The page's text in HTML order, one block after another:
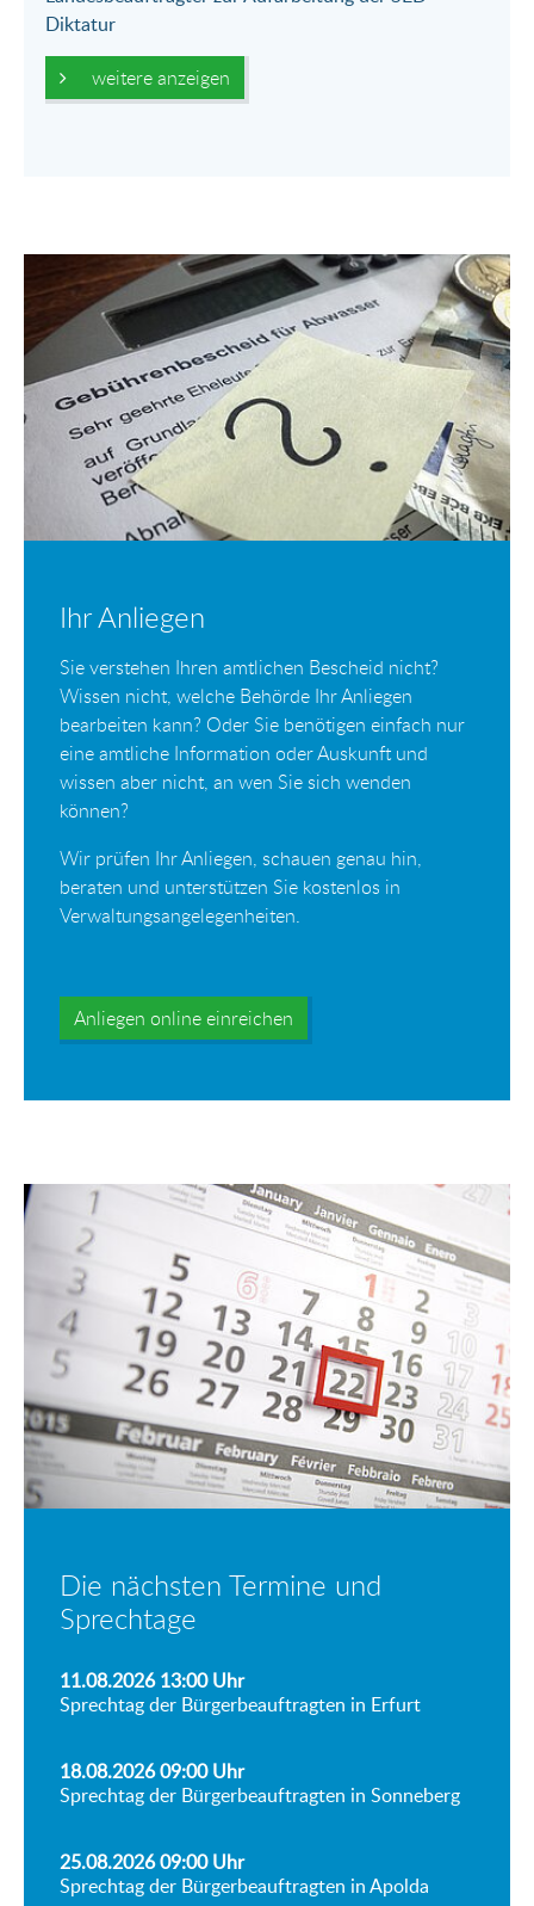
Diktatur
weitere anzeigen
Ihr Anliegen
Sie verstehen Ihren amtlichen Bescheid nicht?
Wissen nicht, welche Behörde Ihr Anliegen
bearbeiten kann? Oder Sie benötigen einfach nur
eine amtliche Information oder Auskunft und
wissen aber nicht, an wen Sie sich wenden
können?
Wir prüfen Ihr Anliegen, schauen genau hin,
beraten und unterstützen Sie kostenlos in
Verwaltungsangelegenheiten.
Anliegen online einreichen
Die nächsten Termine und
Sprechtage
11.08.2026 13:00Uhr
Sprechtag der Bürgerbeauftragten in Erfurt
18.08.2026 09:00Uhr
Sprechtag der Bürgerbeauftragten in Sonneberg
25.08.2026 09:00Uhr
Sprechtag der Bürgerbeauftragten in Apolda